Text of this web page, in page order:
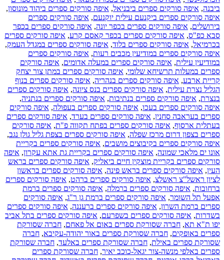
ביבנה, איפה סורקים ספרים ביבניאל, איפה סורקים ספרים ביהוד מונוסון,
איפה סורקים ספרים ביקנעם עילית יוקנעם, איפה סורקים ספרים
בירושלים, איפה סורקים ספרים בכפר יונה, איפה סורקים ספרים בכפר
סבא כפ"ס, איפה סורקים ספרים בכפר קאסם קרע, איפה סורקים ספרים
בכרמיאל, איפה סורקים ספרים בלוד, איפה סורקים ספרים במגדל העמק,
איפה סורקים ספרים במודיעין מכבים רעות, איפה סורקים ספרים
במודיעין עילית, איפה סורקים ספרים במעלה אדומים, איפה סורקים
ספרים במעלות תרשיחא שלומי, איפה סורקים ספרים במתן צור יצחק
קריית ארבע, איפה סורקים ספרים בנהריה, איפה סורקים ספרים בנוף
הגליל נצרת עילית, איפה סורקים ספרים בנס ציונה, איפה סורקים ספרים
בנצרת, איפה סורקים ספרים בנתיבות, איפה סורקים ספרים בנתניה,
איפה סורקים ספרים בעכו, איפה סורקים ספרים בעפולה, איפה סורקים
ספרים בעראבה סחנין, איפה סורקים ספרים בערד, איפה סורקים ספרים
בעתלית ארסוף, איפה סורקים ספרים בפתח תקווה פ"ת, איפה סורקים
ספרים בצפון דרום מרכז שפלה, איפה סורקים ספרים בצפת גליל גולן נגב,
איפה סורקים ספרים בקיבוצים מושבים, איפה סורקים ספרים בקריית
אונו ים מלאכי שמונה, איפה סורקים ספרים בקריית גת אתא עקרון, איפה
סורקים ספרים בקריית מוצקין חיים ביאליק, איפה סורקים ספרים בראש
העין, איפה סורקים ספרים בראש פינה, איפה סורקים ספרים בראשון
לציון ראשל"צ ראשלצ, איפה סורקים ספרים ברהט, איפה סורקים ספרים
ברחובות, איפה סורקים ספרים ברמלה, איפה סורקים ספרים ברמת
אפעל תל השומר, איפה סורקים ספרים ברמת גן ר"ג, איפה סורקים
ספרים ברמת השרון, איפה סורקים ספרים ברעננה, איפה סורקים ספרים
בשדרות, איפה סורקים ספרים בשפרעם, איפה סורקים ספרים בתל אביב
יפו ת"א תא, חברה שסורקת ספרים באום אל פאחם, חברה שסורקת
ספרים באופקים, חברה שסורקת ספרים באור יהודה-עקיבא, חברה
שסורקת ספרים באילת, חברה שסורקת ספרים באלעד, חברה שסורקת
ספרים באלפי מנשה-צור יגאל-כוכב יאיר, חברה שסורקת ספרים